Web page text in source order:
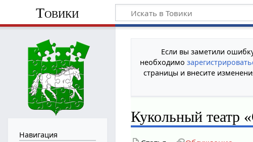
Товики
Если вы заметили
необходимо
страницы и внесите
Кукольный театр
Навигация